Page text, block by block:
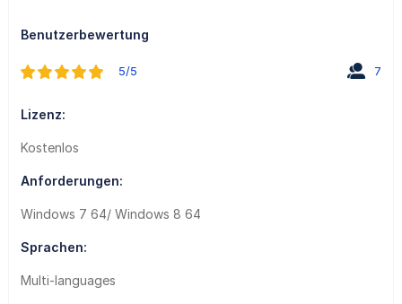
Benutzerbewertung
5/5 7
Lizenz:
Kostenlos
Anforderungen:
Windows 7 64/ Windows 8 64
Sprachen:
Multi-languages